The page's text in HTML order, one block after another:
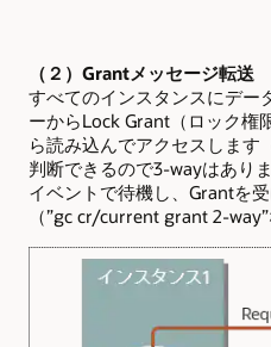
（２）Grantメッセージ転送
すべてのインスタンスにデー
ーからLock Grant（ロック権
ら読み込んでアクセスします
判断できるので3-wayはあり
イベントで待機し、Grantを
（”gc cr/current grant 2-